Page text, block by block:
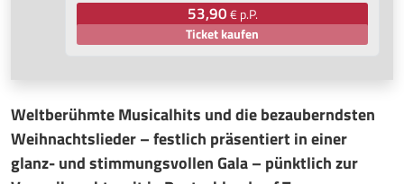
Weltberühmte Musicalhits und die bezauberndsten
Weihnachtslieder – festlich präsentiert in einer
glanz- und stimmungsvollen Gala – pünktlich zur
53,90€ p.P.
Ticket kaufen